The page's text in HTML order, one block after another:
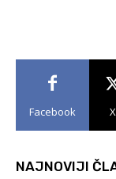
Facebook X
NAJNOVIJI